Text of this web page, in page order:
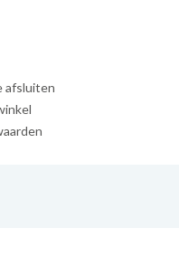
afsluiten